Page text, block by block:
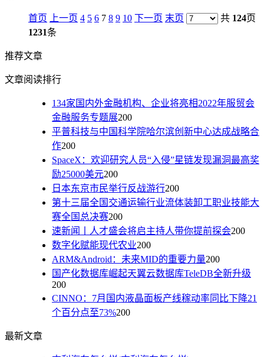
首页 上一页 4 5 6 7 8 9 10 下一页 末页 共 124页
1231条
推荐文章
文章阅读排行
134家国内外金融机构、企业将亮相2022年服贸会
金融服务专题展200
平普科技与中国科学院哈尔滨创新中心达成战略合
作200
SpaceX：欢迎研究人员“入侵”星链发现漏洞最高奖
励25000美元200
日本东京市民举行反战游行200
第十三届全国交通运输行业流体装卸工职业技能大
赛全国总决赛200
速新闻丨人才盛会将启主持人带你提前探会200
数字化赋能现代农业200
ARM&Android：未来MID的重要力量200
国产化数据库崛起天翼云数据库TeleDB全新升级
200
CINNO：7月国内液晶面板产线稼动率同比下降21
个百分点至73%200
最新文章